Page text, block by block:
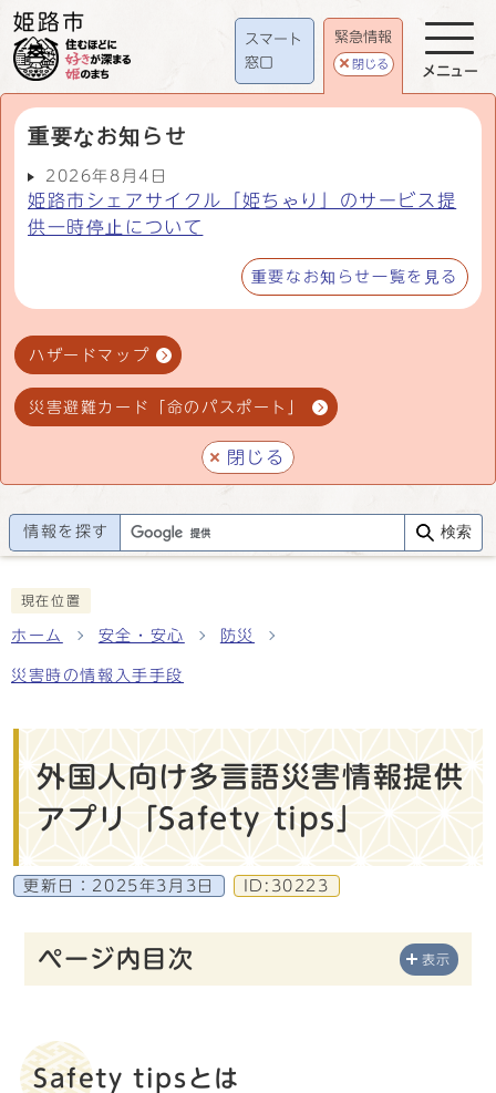
スマート
窓口
緊急情報
閉じる
重要なお知らせ
2026年8月4日
姫路市シェアサイクル「姫ちゃり」のサービス提
供一時停止について
重要なお知らせ一覧を見る
ハザードマップ
災害避難カード「命のパスポート」
閉じる
メニュー
情報を探す 検索
現在位置
ホーム 安全・安心 防災
災害時の情報入手手段
外国人向け多言語災害情報提供
アプリ「Safety tips」
更新日： 2025年3月3日 ID:30223
ページ内目次 表示
Safety tipsとは